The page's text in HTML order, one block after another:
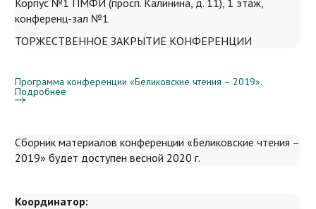
Корпус №1 ПМФИ (просп. Калинина, д. 11), 1 этаж,
конференц-зал №1
ТОРЖЕСТВЕННОЕ ЗАКРЫТИЕ КОНФЕРЕНЦИИ
Программа конференции «Беликовские чтения – 2019».
Подробнее
Сборник материалов конференции «Беликовские чтения –
2019» будет доступен весной 2020 г.
Координатор: